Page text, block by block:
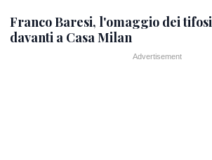
Franco Baresi, l'omaggio dei tifosi
davanti a Casa Milan